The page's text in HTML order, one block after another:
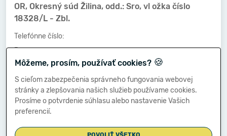
OR, Okresný súd Žilina, odd.: Sro, vl ožka číslo
18328/L - Zbl.
Telefónne číslo:
-
Faxové číslo:
-
E-mailová adresa:
-
Môžeme, prosím, používať cookies? 🍪
S cieľom zabezpečenia správneho fungovania webovej
stránky a zlepšovania našich služieb používame cookies.
Prosíme o potvrdenie súhlasu alebo nastavenie Vašich
preferencií.